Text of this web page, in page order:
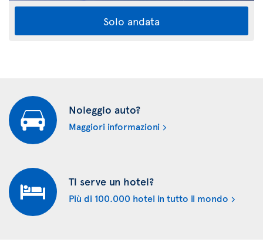
Solo andata
Noleggio auto?
Maggiori informazioni
Ti serve un hotel?
Più di 100.000 hotel in tutto il mondo